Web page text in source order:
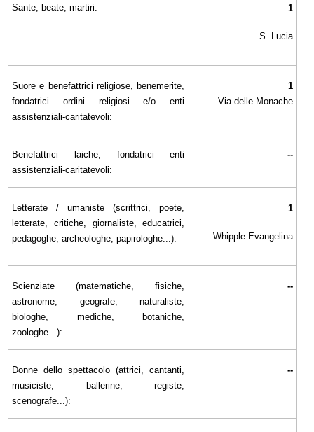
Sante, beate, martiri: 1
S. Lucia
Suore e benefattrici religiose, benemerite,
fondatrici ordini religiosi e/o enti
assistenziali-caritatevoli:
1
Via delle Monache
Benefattrici laiche, fondatrici enti
assistenziali-caritatevoli:
--
Letterate / umaniste (scrittrici, poete,
letterate, critiche, giornaliste, educatrici,
pedagoghe, archeologhe, papirologhe...):
1
Whipple Evangelina
Scienziate (matematiche, fisiche,
astronome, geografe, naturaliste,
biologhe, mediche, botaniche,
zoologhe...):
--
Donne dello spettacolo (attrici, cantanti,
musiciste, ballerine, registe,
scenografe...):
--